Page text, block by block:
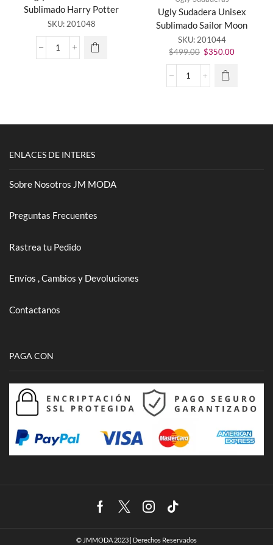
Sublimado Harry Potter
SKU: 201048
Ugly
Ugly Sudadera Unisex
Sublimado Sailor Moon
SKU:201044
$499.00 El
precio
original
era:
$350.00El
Ugly
Sailor
Este
producto
tiene
múltiples
variantes.
Las
opciones
se
ENLACES DE INTERES
Sobre Nosotros JM MODA
Preguntas Frecuentes
Rastrea tu Pedido
Envíos , Cambios y Devoluciones
Contactanos
PAGA CON
Facebook
TwitterInstagram
Tik-
© JMMODA 2023 | Derechos Reservados